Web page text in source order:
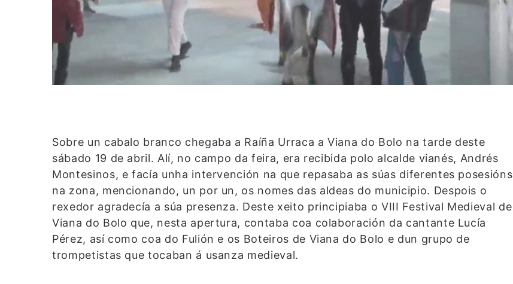
Sobre un cabalo branco chegaba a Raíña Urraca a Viana do Bolo na tarde deste
sábado 19 de abril. Alí, no campo da feira, era recibida polo alcalde vianés, Andrés
Montesinos, e facía unha intervención na que repasaba as súas diferentes posesións
na zona, mencionando, un por un, os nomes das aldeas do municipio. Despois o
rexedor agradecía a súa presenza. Deste xeito principiaba o VIII Festival Medieval de
Viana do Bolo que, nesta apertura, contaba coa colaboración da cantante Lucía
Pérez, así como coa do Fulión e os Boteiros de Viana do Bolo e dun grupo de
trompetistas que tocaban á usanza medieval.